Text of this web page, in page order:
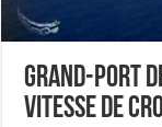
Grand-Port
vitesse de